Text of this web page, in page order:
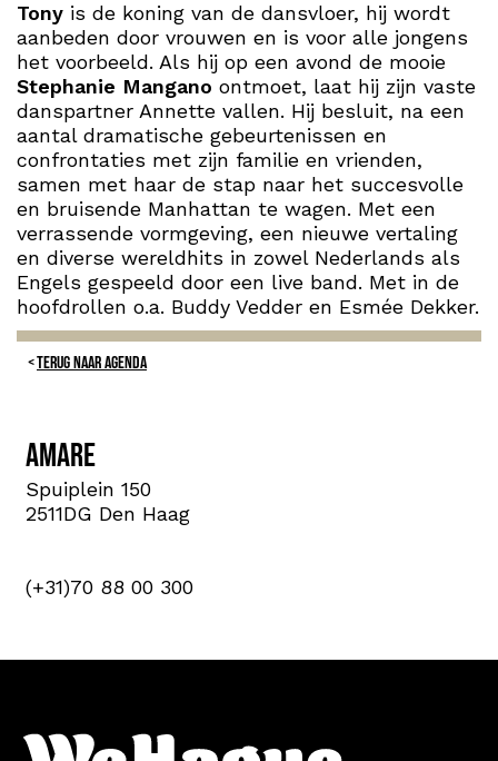
Tony is de koning van de dansvloer, hij wordt
aanbeden door vrouwen en is voor alle jongens
het voorbeeld. Als hij op een avond de mooie
Stephanie Mangano ontmoet, laat hij zijn vaste
danspartner Annette vallen. Hij besluit, na een
aantal dramatische gebeurtenissen en
confrontaties met zijn familie en vrienden,
samen met haar de stap naar het succesvolle
en bruisende Manhattan te wagen. Met een
verrassende vormgeving, een nieuwe vertaling
en diverse wereldhits in zowel Nederlands als
Engels gespeeld door een live band. Met in de
hoofdrollen o.a. Buddy Vedder en Esmée Dekker.
TERUG NAAR AGENDA
Amare
Spuiplein 150
2511DG Den Haag
(+31)70 88 00 300